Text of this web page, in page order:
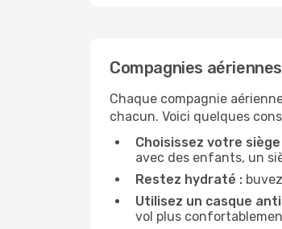
Compagnies
Chaque compagnie
chacun. Voici quelques
Choisissez votre
avec des enfants, un
Restez hydraté :
Utilisez un casque
vol plus